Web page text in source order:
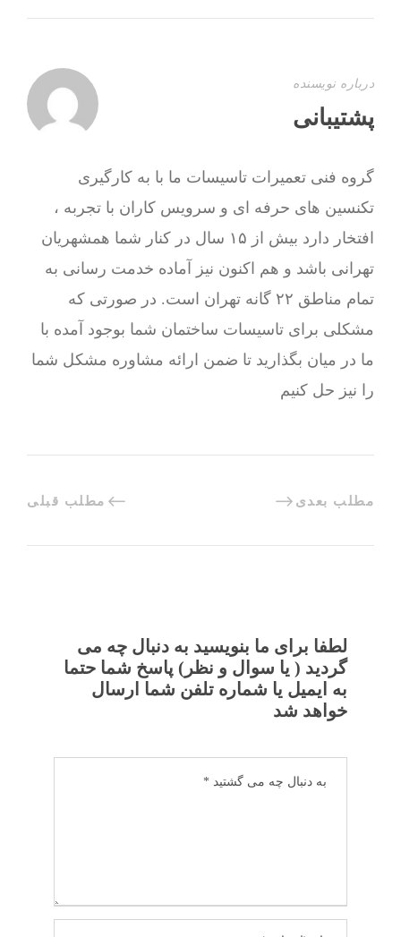
درباره نویسنده
پشتیبانی
گروه فنی تعمیرات تاسیسات ما با به‌ کارگیری
تکنسین های حرفه ای و سرویس کاران با تجربه ،
افتخار دارد بیش از ۱۵ سال در کنار شما همشهریان
تهرانی باشد و هم اکنون نیز آماده خدمت رسانی به
تمام مناطق ۲۲ گانه تهران است. در صورتی که
مشکلی برای تاسیسات ساختمان شما بوجود آمده با
ما در میان بگذارید تا ضمن ارائه مشاوره مشکل شما
را نیز حل کنیم
مطلب قبلی مطلب بعدی
لطفا برای ما بنویسید به دنبال چه می
گردید ( یا سوال و نظر) پاسخ شما حتما
به ایمیل یا شماره تلفن شما ارسال
خواهد شد